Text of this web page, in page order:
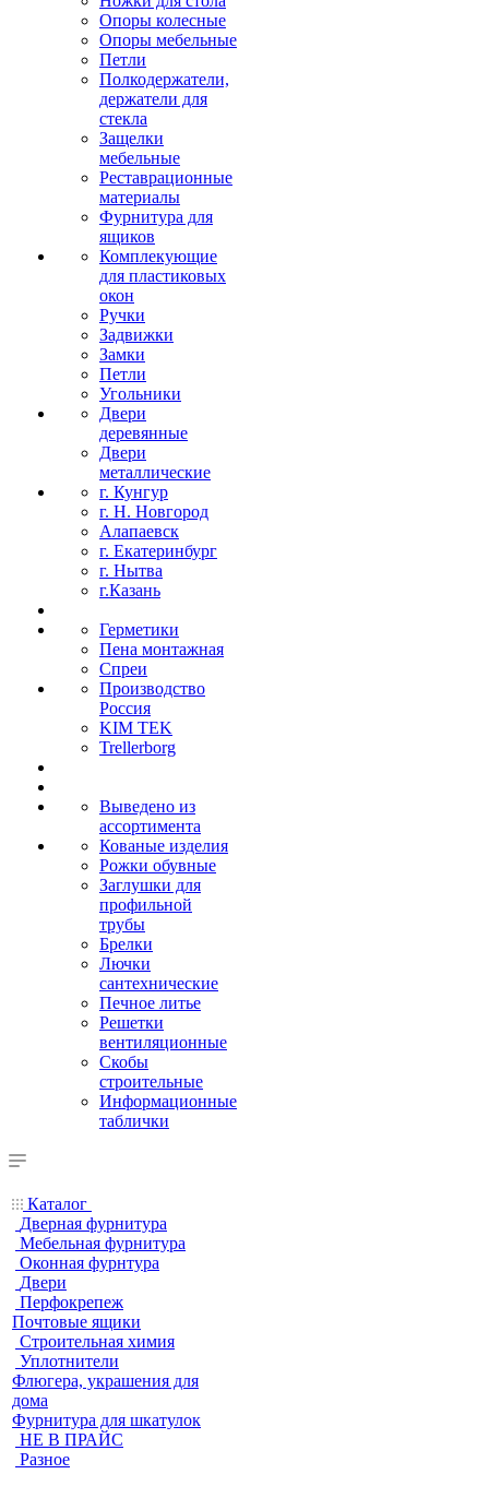
Опоры колесные
Опоры мебельные
Петли
Полкодержатели,
держатели для
стекла
Защелки
мебельные
Реставрационные
материалы
Фурнитура для
ящиков
Комплекующие
для пластиковых
окон
Ручки
Задвижки
Замки
Петли
Угольники
Двери
деревянные
Двери
металлические
г. Кунгур
г. Н. Новгород
Алапаевск
г. Екатеринбург
г. Нытва
г.Казань
Герметики
Пена монтажная
Спреи
Производство
Россия
KIM TEK
Trellerborg
Выведено из
ассортимента
Кованые изделия
Рожки обувные
Заглушки для
профильной
трубы
Брелки
Лючки
сантехнические
Печное литье
Решетки
вентиляционные
Скобы
строительные
Информационные
таблички
Каталог
Дверная фурнитура
Мебельная фурнитура
Оконная фурнтура
Двери
Перфокрепеж
Почтовые ящики
Строительная химия
Уплотнители
Флюгера, украшения для
дома
Фурнитура для шкатулок
НЕ В ПРАЙС
Разное